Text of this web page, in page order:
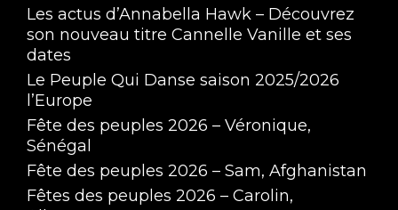
Les actus d’Annabella Hawk – Découvrez
son nouveau titre Cannelle Vanille et ses
dates
Le Peuple Qui Danse saison 2025/2026
l’Europe
Fête des peuples 2026 – Véronique,
Sénégal
Fête des peuples 2026 – Sam, Afghanistan
Fêtes des peuples 2026 – Carolin,